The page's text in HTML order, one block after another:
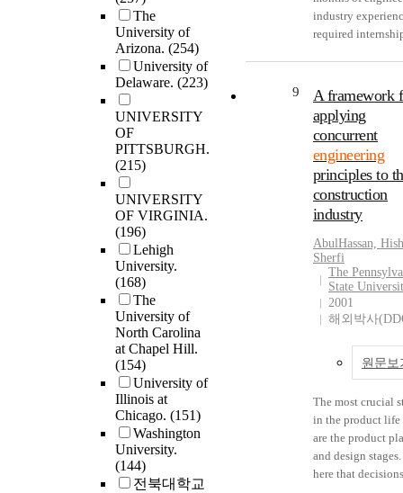
The
University of
Arizona. (254)
University of
Delaware. (223)
UNIVERSITY
OF
PITTSBURGH.
(215)
UNIVERSITY
OF VIRGINIA.
(196)
Lehigh
University.
(168)
The
University of
North Carolina
at Chapel Hill.
(154)
University of
Illinois at
Chicago. (151)
Washington
University.
(144)
전북대학교
towards social
responsibility and
forward.
individual
teacher
unique narratives
around their
engineering
journey, themes
the narratives
found related to
effect of personal
experiences,
and aspects of the
external political
environment on
engineering
professional
development.
the narrative
data was used in a
thematic analysis
provide
with concrete take
aways from the
K-5 engineering
term domestic
partnerships.
Community
(EPICS) at Purdue
University, select
project centers for
Worcester
Institute's Global
Projects Program
US), and the
Community
Project (CPP) at
Louisiana State
University (LSU).
Primary study
participants were
advisors,
partners,
and students
are familiar with
partnerships and
programs. From
2011 to Spring
conducted semi-
the mismatch
learning and
verbal spectrum.
three knowledge
domain areas
and Instruction,
Distributed Virtual
Reality and Crane
Selection as Part
Crane Lift
DVR engineering
teaching tool is
developed,
and assessed in
engineering
The statistical
engineering
students would
more classes using
DVR; (3)
students find
engaging than
industry
required
program at Texas
University. The
internship
Schlumberger
The record of
begins with a brief
introduction to
company. Three
during the
discussed. The
show how a wide
of knowledge,
technical and
engineering
Issues facing
Issues facing
graduated
exposed to
9
A framework
applying
concurrent
engineering
principles to
construction
industry
AbulHassan,
Sherfi
The
State
2001
해외박사
원문보
The most crucial
in the product life
are the product
and design
here that